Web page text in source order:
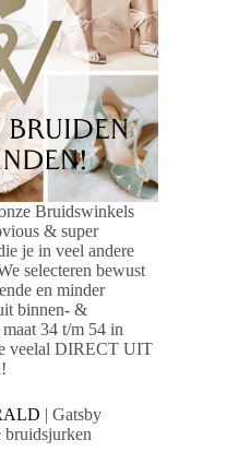
Bruidswinkels
& super
je in veel andere
selecteren bewust
en minder
binnen- &
34 t/m 54 in
veelal DIRECT UIT
| Gatsby
bruidsjurken